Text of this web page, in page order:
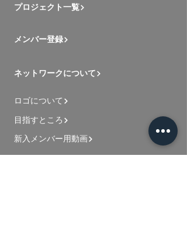
プロジェクト一覧
メンバー登録
ネットワークについて
ロゴについて
目指すところ
新入メンバー用動画